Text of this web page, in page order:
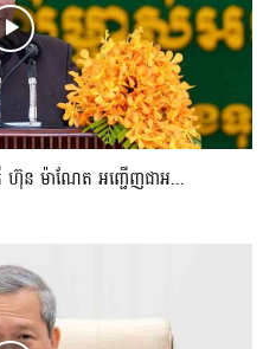
ហ៊ុន ម៉ាណែត អញ្ជើញជាអ...